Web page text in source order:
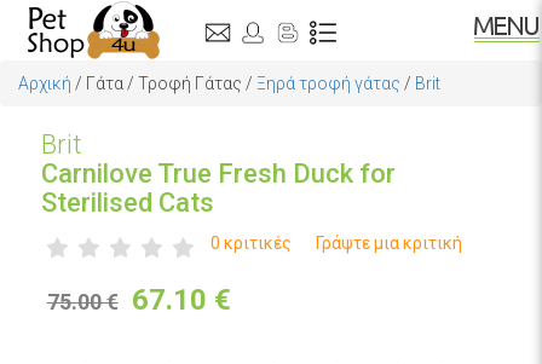
Αρχική / Γάτα / Τροφή Γάτας / Ξηρά τροφή γάτας / Brit
Brit
Carnilove True Fresh Duck for
Sterilised Cats
0 κριτικές Γράψτε μια κριτική
75.00 € 67.10 €